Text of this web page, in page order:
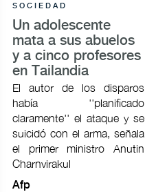
SOCIEDAD
Un adolescente
mata a sus abuelos
y a cinco profesores
en Tailandia
El autor de los disparos
había ''planificado
claramente'' el ataque y se
suicidó con el arma, señala
el primer ministro Anutin
Charnvirakul
Afp